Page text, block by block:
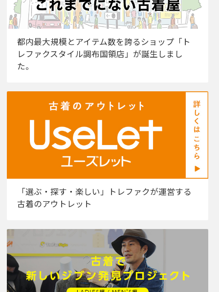
都内最大規模とアイテム数を誇るショップ「ト
レファクスタイル調布国領店」が誕生しまし
た。
「選ぶ・探す・楽しい」トレファクが運営する
古着のアウトレット